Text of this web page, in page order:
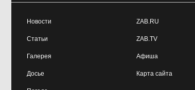
Новости
Статьи
Галерея
Досье
ZAB.RU
ZAB.TV
Афиша
Карта сайта